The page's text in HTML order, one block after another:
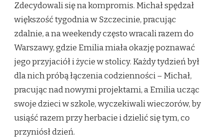
Zdecydowali się na kompromis. Michał spędzał
większość tygodnia w Szczecinie, pracując
zdalnie, a na weekendy często wracali razem do
Warszawy, gdzie Emilia miała okazję poznawać
jego przyjaciół i życie w stolicy. Każdy tydzień był
dla nich próbą łączenia codzienności – Michał,
pracując nad nowymi projektami, a Emilia ucząc
swoje dzieci w szkole, wyczekiwali wieczorów, by
usiąść razem przy herbacie i dzielić się tym, co
przyniósł dzień.